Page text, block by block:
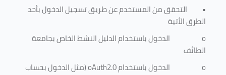
• التحقق من المستخدم عن طريق تسجيل الدخول بأحد
الطرق الأتية
o
الدخول باستخدام الدليل النشط الخاص بجامعة
الطائف
o
الدخول باستخدامoAuth2.0(مثل الدخول بحساب